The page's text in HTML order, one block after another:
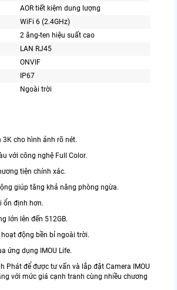
AOR tiết kiệm dung lượng
WiFi 6 (2.4GHz)
2 ăng-ten hiệu suất cao
LAN RJ45
ONVIF
IP67
Ngoài trời
cho hình ảnh rõ nét.
với công nghệ Full Color.
tiện chính xác.
giúp tăng khả năng phòng ngừa.
ổn định hơn.
lớn lên đến 512GB.
động bền bỉ ngoài trời.
ứng dụng IMOU Life.
Phát để được tư vấn và lắp đặt Camera IMOU
với mức giá cạnh tranh cùng nhiều chương